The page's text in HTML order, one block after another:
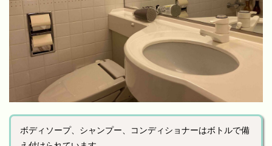
ボディソープ、シャンプー、コンディショナーはボトルで備